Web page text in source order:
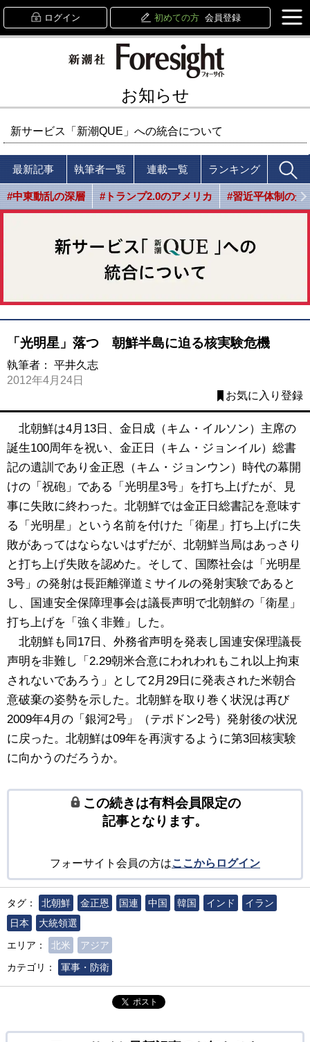
ログイン 初めての方 会員登録
お知らせ
新サービス「新潮QUE」への統合について
最新記事 執筆者一覧 連載一覧 ランキング
#中東動乱の深層 #トランプ2.0のアメリカ #習近平体制の光
「光明星」落つ 朝鮮半島に迫る核実験危機
執筆者： 平井久志
2012年4月24日
お気に入り登録
北朝鮮は4月13日、金日成（キム・イルソン）主席の
誕生100周年を祝い、金正日（キム・ジョンイル）総書
記の遺訓であり金正恩（キム・ジョンウン）時代の幕開
けの「祝砲」である「光明星3号」を打ち上げたが、見
事に失敗に終わった。北朝鮮では金正日総書記を意味す
る「光明星」という名前を付けた「衛星」打ち上げに失
敗があってはならないはずだが、北朝鮮当局はあっさり
と打ち上げ失敗を認めた。そして、国際社会は「光明星
3号」の発射は長距離弾道ミサイルの発射実験であると
し、国連安全保障理事会は議長声明で北朝鮮の「衛星」
打ち上げを「強く非難」した。
北朝鮮も同17日、外務省声明を発表し国連安保理議長
声明を非難し「2.29朝米合意にわれわれもこれ以上拘束
されないであろう」として2月29日に発表された米朝合
意破棄の姿勢を示した。北朝鮮を取り巻く状況は再び
2009年4月の「銀河2号」（テポドン2号）発射後の状況
に戻った。北朝鮮は09年を再演するように第3回核実験
に向かうのだろうか。
この続きは有料会員限定の
記事となります。
フォーサイト会員の方はここからログイン
タグ： 北朝鮮 金正恩 国連 中国 韓国 インド
イラン
日本
大統領選
エリア：
北米
アジア
カテゴリ：
軍事・防衛
ポスト